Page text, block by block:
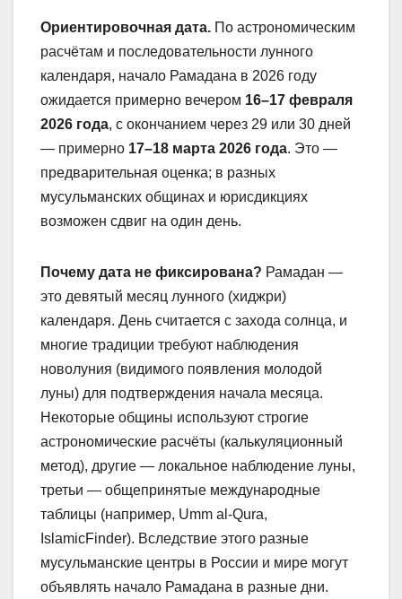
Ориентировочная дата. По астрономическим
расчётам и последовательности лунного
календаря, начало Рамадана в 2026 году
ожидается примерно вечером 16–17 февраля
2026 года, с окончанием через 29 или 30 дней
— примерно 17–18 марта 2026 года. Это —
предварительная оценка; в разных
мусульманских общинах и юрисдикциях
возможен сдвиг на один день.
Почему дата не фиксирована? Рамадан —
это девятый месяц лунного (хиджри)
календаря. День считается с захода солнца, и
многие традиции требуют наблюдения
новолуния (видимого появления молодой
луны) для подтверждения начала месяца.
Некоторые общины используют строгие
астрономические расчёты (калькуляционный
метод), другие — локальное наблюдение луны,
третьи — общепринятые международные
таблицы (например, Umm al-Qura,
IslamicFinder). Вследствие этого разные
мусульманские центры в России и мире могут
объявлять начало Рамадана в разные дни.